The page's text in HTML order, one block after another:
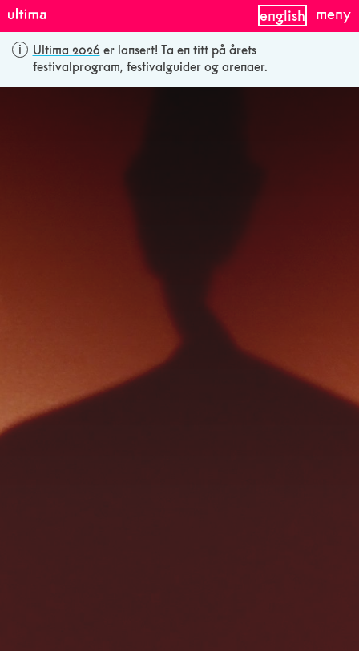
Ultima 2026 er lansert! Ta en titt på årets
festivalprogram, festivalguider og arenaer.
english meny